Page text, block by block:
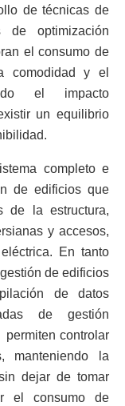
de técnicas de
de optimización
el consumo de
comodidad y el
el impacto
un equilibrio
completo e
de edificios que
de la estructura,
y accesos,
En tanto
de edificios
de datos
de gestión
controlar
manteniendo la
dejar de tomar
el consumo de